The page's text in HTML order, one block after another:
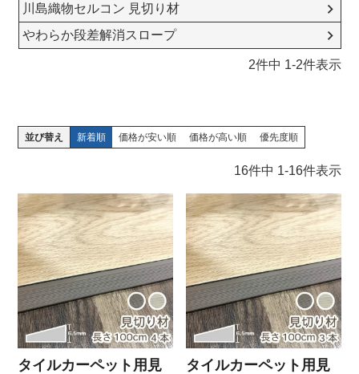
川島織物セルコン 見切り材
やわらか段差解消スロープ
2件中 1-2件表示
並び替え 新着順 価格が安い順 価格が高い順 優先度順
16件中 1-16件表示
タイルカーペット用見
タイルカーペット用見